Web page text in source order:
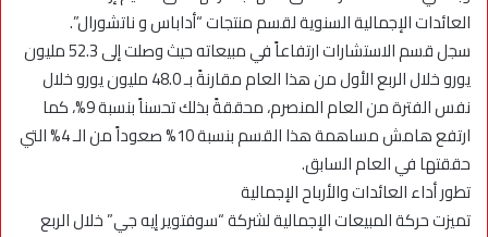
العائدات الإجمالية السنوية لقسم منتجات “أداباس و ناتشورال”.
سجل قسم الاستشارات ارتفاعاً في مبيعاته حيث وصلت إلى 52.3 مليون
يورو خلال الربع الأول من هذا العام مقارنةً بـ 48.0 مليون يورو خلال
نفس الفترة من العام المنصرم، محققةً بذلك تحسناً بنسبة 9%، كما
ارتفع هامش مساهمة هذا القسم بنسبة 10% صعوداً من الـ 4% التي
حققتها في العام السابق.
تطور أداء العائدات والأرباح الإجمالية
تميزت حركة المبيعات الإجمالية لشركة “سوفتوير إيه جي” خلال الربع